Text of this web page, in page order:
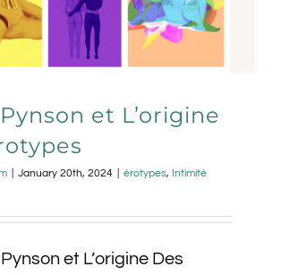
et L’origine
January 20th, 2024 érotypes, Intimité
et L’origine Des